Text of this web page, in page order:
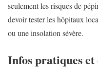
seulement les risques de
devoir tester les hôpitaux
ou une insolation sévère.
Infos pratiques